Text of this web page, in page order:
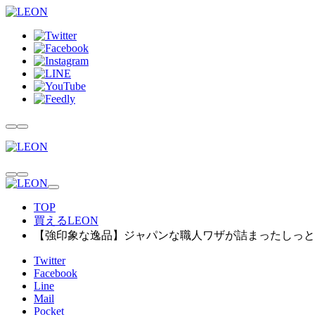
TOP
買えるLEON
【強印象な逸品】ジャパンな職人ワザが詰まったしっ
Twitter
Facebook
Line
Mail
Pocket